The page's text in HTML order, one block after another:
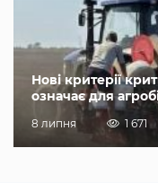
Нові критерії
означає для
8 липня 1 671